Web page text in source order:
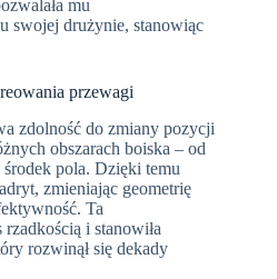
mu
swojej drużynie, stanowiąc
przewagi
zdolność do zmiany pozycji
obszarach boiska – od
pola. Dzięki temu
zmieniając geometrię
Ta
i stanowiła
rozwinął się dekady